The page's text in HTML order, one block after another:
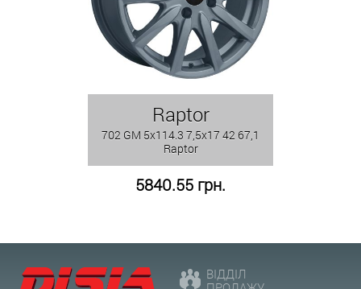
Raptor
702 GM 5x114.3 7,5x17 42 67,1
Raptor
5840.55 грн.
ВІДДІЛ